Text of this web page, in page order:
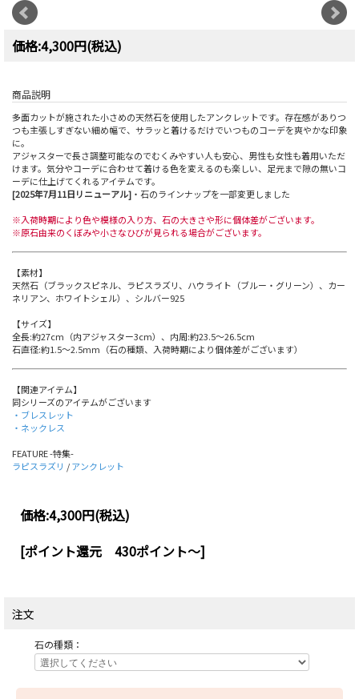
価格:4,300円(税込)
商品説明
多面カットが施された小さめの天然石を使用したアンクレットです。存在感がありつ
つも主張しすぎない細め幅で、サラッと着けるだけでいつものコーデを爽やかな印象
に。
アジャスターで長さ調整可能なのでむくみやすい人も安心、男性も女性も着用いただ
けます。気分やコーデに合わせて着ける色を変えるのも楽しい、足元まで隙の無いコ
ーデに仕上げてくれるアイテムです。
[2025年7月11日リニューアル] ・石のラインナップを一部変更しました
※入荷時期により色や模様の入り方、石の大きさや形に個体差がございます。
※原石由来のくぼみや小さなひびが見られる場合がございます。
【素材】
天然石（ブラックスピネル、ラピスラズリ、ハウライト（ブルー・グリーン）、カー
ネリアン、ホワイトシェル）、シルバー925
【サイズ】
全長:約27cm（内アジャスター3cm）、内周:約23.5～26.5cm
石直径:約1.5～2.5mm（石の種類、入荷時期により個体差がございます）
【関連アイテム】
同シリーズのアイテムがございます
・ブレスレット
・ネックレス
FEATURE -特集-
ラピスラズリ /アンクレット
価格:4,300円(税込)
[ポイント還元 430ポイント～]
注文
石の種類：